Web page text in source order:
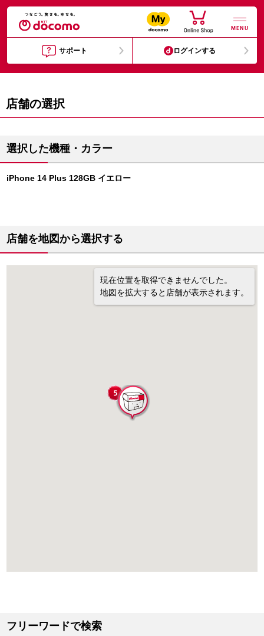
MENU
サポート ログインする
店舗の選択
選択した機種・カラー
iPhone 14 Plus 128GB イエロー
店舗を地図から選択する
現在位置を取得できませんでした。
地図を拡大すると店舗が表示されます。
フリーワードで検索